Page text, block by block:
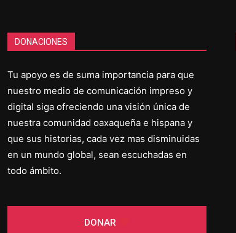
DONACIONES
Tu apoyo es de suma importancia para que
nuestro medio de comunicación impreso y
digital siga ofreciendo una visión única de
nuestra comunidad oaxaqueña e hispana y
que sus historias, cada vez mas disminuidas
en un mundo global, sean escuchadas en
todo ámbito.
DONAR